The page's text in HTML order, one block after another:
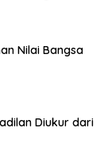
Nilai Bangsa
Diukur dari